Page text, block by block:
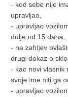
- kod sebe nije
upravljao,
- upravljao
dulje od 15 dana,
- na zahtjev
drugi dokaz o
- kao novi vlasnik
svoje ime niti ga
- upravljao